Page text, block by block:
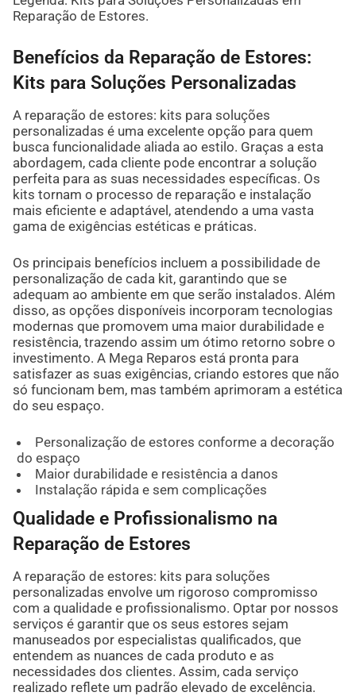
Reparação de Estores.
Benefícios da Reparação de Estores:
Kits para Soluções Personalizadas
A reparação de estores: kits para soluções
personalizadas é uma excelente opção para quem
busca funcionalidade aliada ao estilo. Graças a esta
abordagem, cada cliente pode encontrar a solução
perfeita para as suas necessidades específicas. Os
kits tornam o processo de reparação e instalação
mais eficiente e adaptável, atendendo a uma vasta
gama de exigências estéticas e práticas.
Os principais benefícios incluem a possibilidade de
personalização de cada kit, garantindo que se
adequam ao ambiente em que serão instalados. Além
disso, as opções disponíveis incorporam tecnologias
modernas que promovem uma maior durabilidade e
resistência, trazendo assim um ótimo retorno sobre o
investimento. A Mega Reparos está pronta para
satisfazer as suas exigências, criando estores que não
só funcionam bem, mas também aprimoram a estética
do seu espaço.
Personalização de estores conforme a decoração
do espaço
Maior durabilidade e resistência a danos
Instalação rápida e sem complicações
Qualidade e Profissionalismo na
Reparação de Estores
A reparação de estores: kits para soluções
personalizadas envolve um rigoroso compromisso
com a qualidade e profissionalismo. Optar por nossos
serviços é garantir que os seus estores sejam
manuseados por especialistas qualificados, que
entendem as nuances de cada produto e as
necessidades dos clientes. Assim, cada serviço
realizado reflete um padrão elevado de excelência.